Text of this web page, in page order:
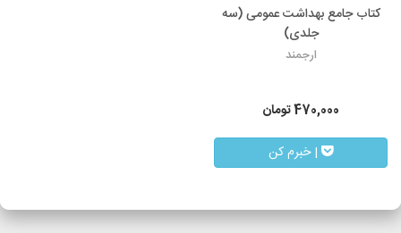
کتاب جامع بهداشت عمومی (سه
جلدی)
ارجمند
470,000تومان
| خبرم کن